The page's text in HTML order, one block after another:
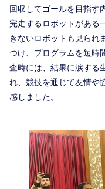
回収してゴールを目指す
完走するロボットがある
きないロボットも見られ
つけ、プログラムを短時
査時には、結果に涙する
れ、競技を通じて友情や
感しました。